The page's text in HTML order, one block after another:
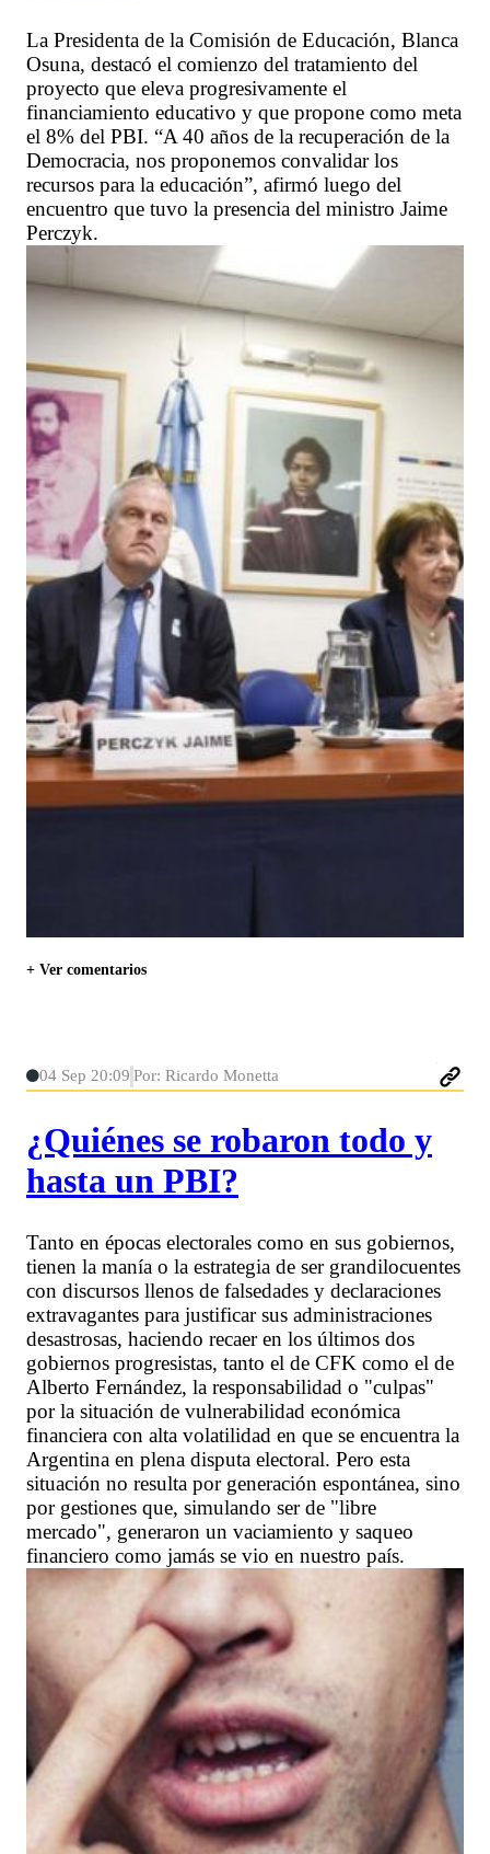
La Presidenta de la Comisión de Educación, Blanca
Osuna, destacó el comienzo del tratamiento del
proyecto que eleva progresivamente el
financiamiento educativo y que propone como meta
el 8% del PBI. “A 40 años de la recuperación de la
Democracia, nos proponemos convalidar los
recursos para la educación”, afirmó luego del
encuentro que tuvo la presencia del ministro Jaime
Perczyk.
+ Ver comentarios
04 Sep 20:09 Por: Ricardo Monetta
¿Quiénes se robaron todo y
hasta un PBI?
Tanto en épocas electorales como en sus gobiernos,
tienen la manía o la estrategia de ser grandilocuentes
con discursos llenos de falsedades y declaraciones
extravagantes para justificar sus administraciones
desastrosas, haciendo recaer en los últimos dos
gobiernos progresistas, tanto el de CFK como el de
Alberto Fernández, la responsabilidad o "culpas"
por la situación de vulnerabilidad económica
financiera con alta volatilidad en que se encuentra la
Argentina en plena disputa electoral. Pero esta
situación no resulta por generación espontánea, sino
por gestiones que, simulando ser de "libre
mercado", generaron un vaciamiento y saqueo
financiero como jamás se vio en nuestro país.